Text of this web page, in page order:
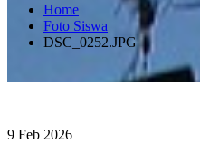
Home
Foto Siswa
DSC_0252.JPG
9 Feb 2026